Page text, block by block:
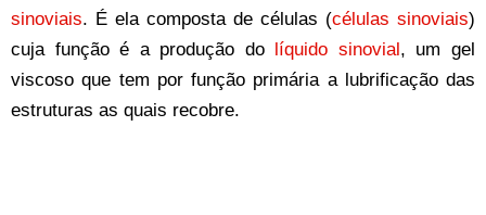
sinoviais. É ela composta de células (células sinoviais)
cuja função é a produção do líquido sinovial, um gel
viscoso que tem por função primária a lubrificação das
estruturas as quais recobre.